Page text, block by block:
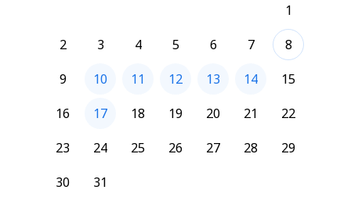
1
2
3 4 5 6 7
8
9
10 11 12 13 14
15
16
17 18 19 20 21
22
23
24 25 26 27 28
29
30
31